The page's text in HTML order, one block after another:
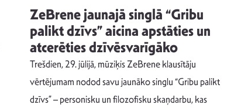
ZeBrene jaunajā singlā “Gribu
palikt dzīvs” aicina apstāties un
atcerēties dzīvēsvarīgāko
Trešdien, 29. jūlijā, mūziķis ZeBrene klausītāju
vērtējumam nodod savu jaunāko singlu “Gribu palikt
dzīvs” – personisku un filozofisku skaņdarbu, kas